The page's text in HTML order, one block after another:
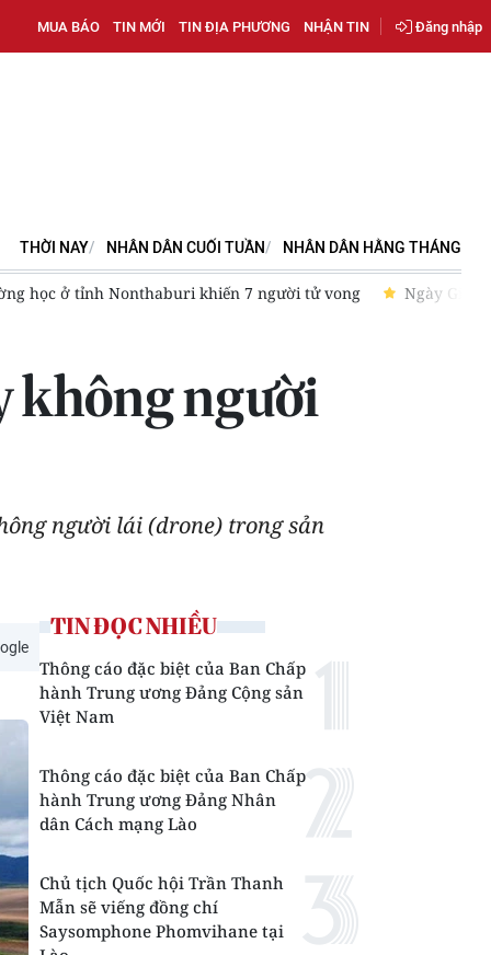
MUA BÁO TIN MỚI TIN ĐỊA PHƯƠNG NHẬN TIN Đăng nhập
THỜI NAY NHÂN DÂN CUỐI TUẦN NHÂN DÂN HẰNG THÁNG
tôn vinh tinh thần đoàn kết và hợp tác khu vực Thông cáo
không người
người lái (drone) trong sản
TIN ĐỌC NHIỀU
Thông cáo đặc biệt của Ban Chấp
hành Trung ương Đảng Cộng sản
Việt Nam
Thông cáo đặc biệt của Ban Chấp
hành Trung ương Đảng Nhân
dân Cách mạng Lào
Chủ tịch Quốc hội Trần Thanh
Mẫn sẽ viếng đồng chí
Saysomphone Phomvihane tại